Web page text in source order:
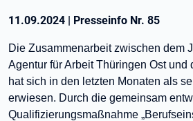
11.09.2024 | Presseinfo Nr. 85
Die Zusammenarbeit zwischen dem
Agentur für Arbeit Thüringen Ost und
hat sich in den letzten Monaten als
erwiesen. Durch die gemeinsam
Qualifizierungsmaßnahme